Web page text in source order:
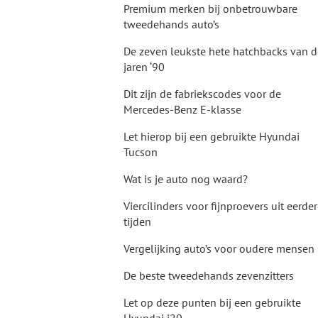
Premium merken bij onbetrouwbare
tweedehands auto’s
De zeven leukste hete hatchbacks van
jaren ‘90
Dit zijn de fabriekscodes voor de
Mercedes-Benz E-klasse
Let hierop bij een gebruikte Hyundai
Tucson
Wat is je auto nog waard?
Viercilinders voor fijnproevers uit
tijden
Vergelijking auto’s voor oudere mensen
De beste tweedehands zevenzitters
Let op deze punten bij een gebruikte